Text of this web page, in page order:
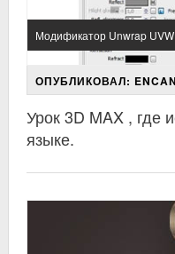
Модификатор Unwrap
ОПУБЛИКОВАЛ:
Урок 3D MAX , где
языке.